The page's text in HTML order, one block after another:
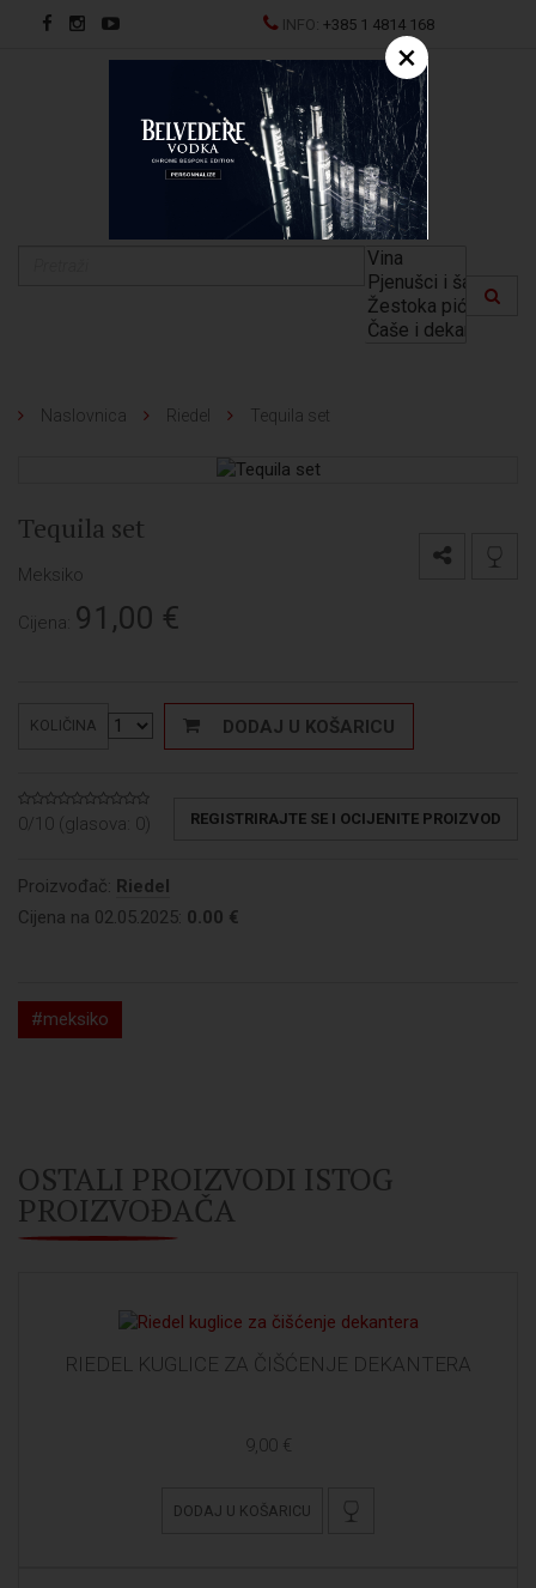
INFO:+385 1 4814 168
EN
Naslovnica Riedel Tequila set
Tequila set
Meksiko
Cijena: 91,00 €
KOLIČINA DODAJ U KOŠARICU
0/10 (glasova: 0) REGISTRIRAJTE SE I OCIJENITE PROIZVOD
Proizvođač: Riedel
Cijena na 02.05.2025: 0.00 €
#meksiko
OSTALI PROIZVODI ISTOG
PROIZVOĐAČA
RIEDEL KUGLICE ZA ČIŠĆENJE DEKANTERA
9,00 €
DODAJ U KOŠARICU
×